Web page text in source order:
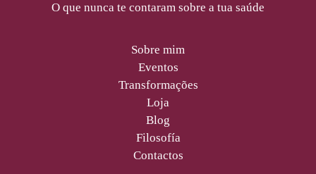
O que nunca te contaram sobre a tua saúde
Sobre mim
Eventos
Transformações
Loja
Blog
Filosofía
Contactos